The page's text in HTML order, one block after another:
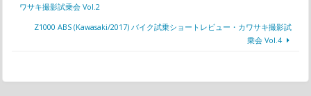
ワサキ撮影試乗会 Vol.2
Z1000 ABS (Kawasaki/2017) バイク試乗ショートレビュー・カワサキ撮影試
乗会 Vol.4